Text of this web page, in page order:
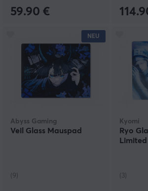
59.90 €
NEU
Abyss Gaming
Veil Glass Mauspad
(9)
Kyomi
Ryo
(3)